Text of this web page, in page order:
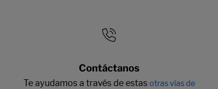
Contáctanos
Te ayudamos a través de estas otras vías de